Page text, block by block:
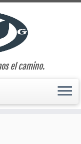
el camino.